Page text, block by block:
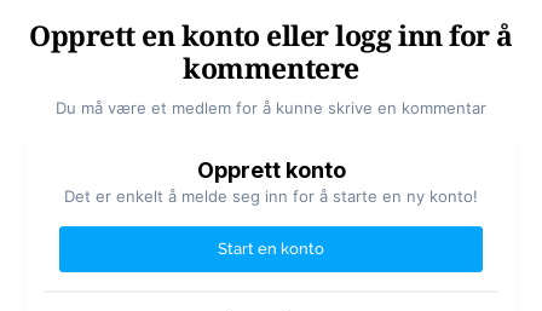
Opprett en konto eller logg inn for å
kommentere
Du må være et medlem for å kunne skrive en kommentar
Opprett konto
Det er enkelt å melde seg inn for å starte en ny konto!
Start en konto